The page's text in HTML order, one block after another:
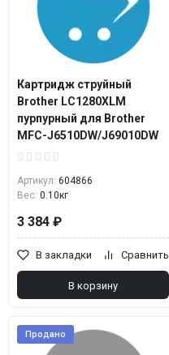
Картридж струйный
Brother LC1280XLM
пурпурный для Brother
MFC-J6510DW/J69010DW
Артикул: 604866
Вес: 0.10кг
3 384 ₽
В закладки Сравнить
В корзину
Продано